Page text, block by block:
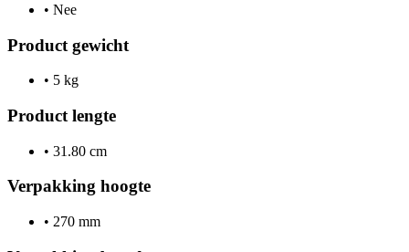
• Nee
Product gewicht
• 5 kg
Product lengte
• 31.80 cm
Verpakking hoogte
• 270 mm